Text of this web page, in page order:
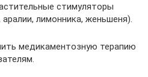
стимуляторы
лимонника, женьшеня).
медикаментозную терапию